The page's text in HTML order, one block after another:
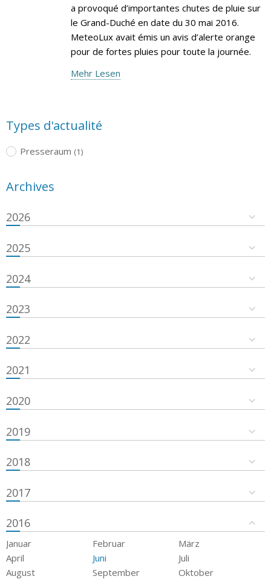
a provoqué d’importantes chutes de pluie sur
le Grand-Duché en date du 30 mai 2016.
MeteoLux avait émis un avis d’alerte orange
pour de fortes pluies pour toute la journée.
Mehr Lesen
Types d'actualité
Presseraum (1)
Archives
2026
2025
2024
2023
2022
2021
2020
2019
2018
2017
2016
Januar Februar
März
April
Juni
Juli
August
September
Oktober